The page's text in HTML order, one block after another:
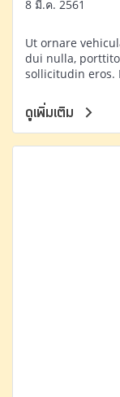
8 มี.ค. 2561
Ut ornare
dui nulla,
sollicitudin eros.
ดูเพิ่มเติม